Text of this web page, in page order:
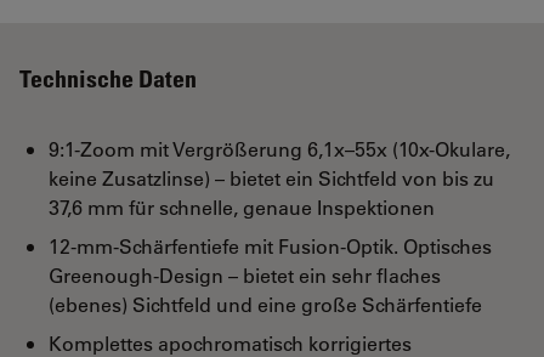
Technische Daten
9:1-Zoom mit Vergrößerung 6,1x–55x (10x-Okulare,
keine Zusatzlinse) – bietet ein Sichtfeld von bis zu
37,6 mm für schnelle, genaue Inspektionen
12-mm-Schärfentiefe mit Fusion-Optik. Optisches
Greenough-Design – bietet ein sehr flaches
(ebenes) Sichtfeld und eine große Schärfentiefe
Komplettes apochromatisch korrigiertes